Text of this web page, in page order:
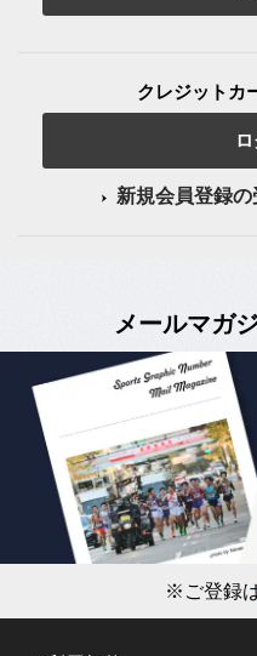
クレジットカ
新規会員登録
メールマガ
※ご登録